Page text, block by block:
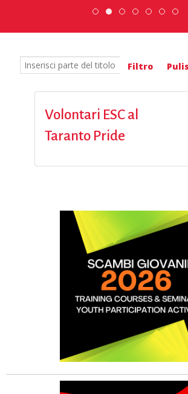
ESC » Volontariato
ScambioScopri
Inserisci parte del titolo Filtro
Volontari ESC al
Taranto Pride